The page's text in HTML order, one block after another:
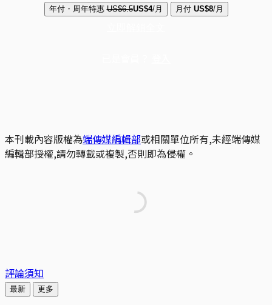
年付・周年特惠 US$6.5US$4/月 月付 US$8/月
本刊載內容版權為端傳媒編輯部或相關單位所有,未經端傳媒
編輯部授權,請勿轉載或複製,否則即為侵權。
評論須知
最新 更多